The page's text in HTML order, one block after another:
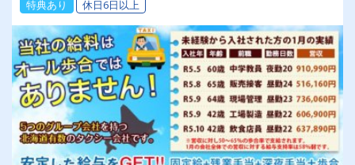
特典あり 休日6日以上